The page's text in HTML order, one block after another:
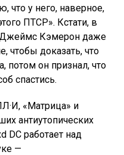
что у него, наверное,
ПТСР». Кстати, в
Джеймс Кэмерон даже
чтобы доказать, что
он признал, что
спастись.
«Матрица» и
антиутопических
DC работает над
—